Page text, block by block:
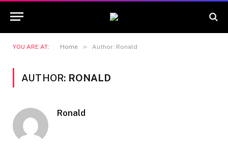
YOU ARE AT: Home » Author: Ronald
AUTHOR: RONALD
Ronald